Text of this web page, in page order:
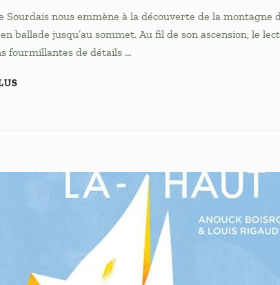
Sourdais nous emmène à la découverte de la
ballade jusqu’au sommet. Au fil de son ascension, le
fourmillantes de détails …